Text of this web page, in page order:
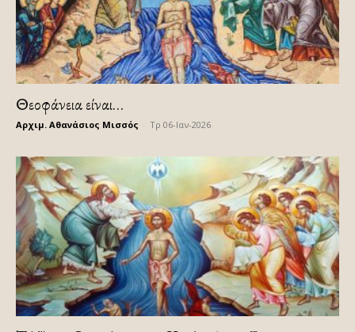
Θεοφάνεια είναι…
Αρχιμ. Αθανάσιος Μισσός Τρ 06-Ιαν-2026